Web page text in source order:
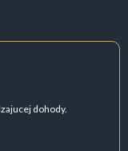
dohody.